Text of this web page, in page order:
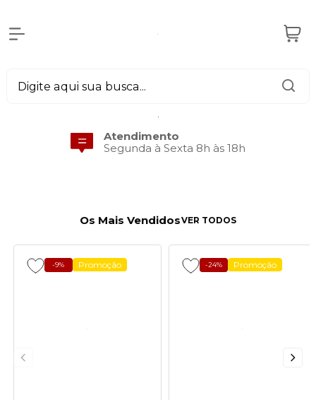
Atendimento
Segunda à Sexta 8h às 18h
Os Mais VendidosVER TODOS
-9% Promoção -24% Promoção